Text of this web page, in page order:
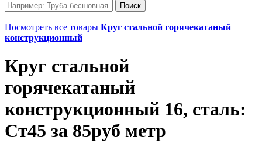
Посмотреть все товары Круг стальной горячекатаный
конструкционный
Круг стальной
горячекатаный
конструкционный 16, сталь:
Ст45 за 85руб метр